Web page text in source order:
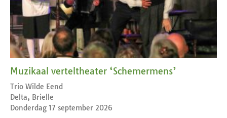
Muzikaal verteltheater ‘Schemermens’
Trio Wilde Eend
Delta, Brielle
Donderdag 17 september 2026